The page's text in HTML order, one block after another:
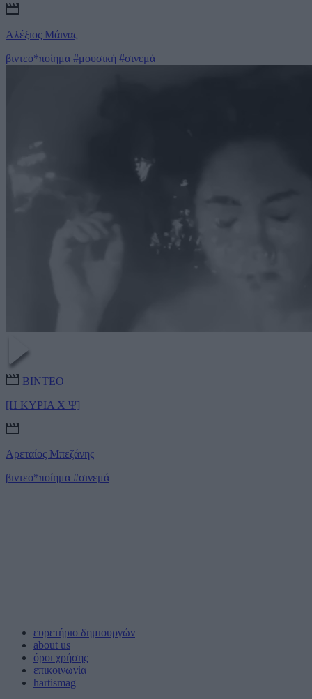
Αλέξιος Μάινας
βιντεο*ποίημα #μουσική #σινεμά
ΒΙΝΤΕΟ
[Η ΚΥΡΙΑ Χ Ψ]
Αρεταίος Μπεζάνης
βιντεο*ποίημα #σινεμά
ευρετήριο δημιουργών
about us
όροι χρήσης
επικοινωνία
hartismag